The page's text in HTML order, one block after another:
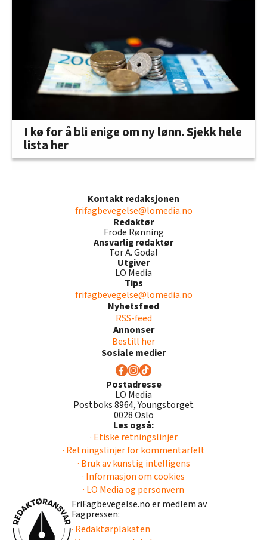
I kø for å bli enige om ny lønn. Sjekk hele
lista her
Kontakt redaksjonen
frifagbevegelse@lomedia.no
Redaktør
Frode Rønning
Ansvarlig redaktør
Tor A. Godal
Utgiver
LO Media
Tips
frifagbevegelse@lomedia.no
Nyhetsfeed
RSS-feed
Annonser
Bestill her
Sosiale medier
Postadresse
LO Media
Postboks 8964, Youngstorget
0028 Oslo
Les også:
· Etiske retningslinjer
· Retningslinjer for kommentarfelt
· Bruk av kunstig intelligens
· Informasjon om cookies
· LO Media og personvern
FriFagbevegelse.no er medlem av
Fagpressen:
· Redaktørplakaten